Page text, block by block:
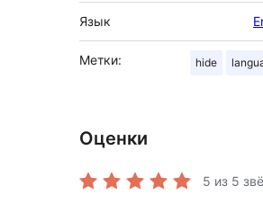
Язык
Метки: hide
Оценки
5 из 5